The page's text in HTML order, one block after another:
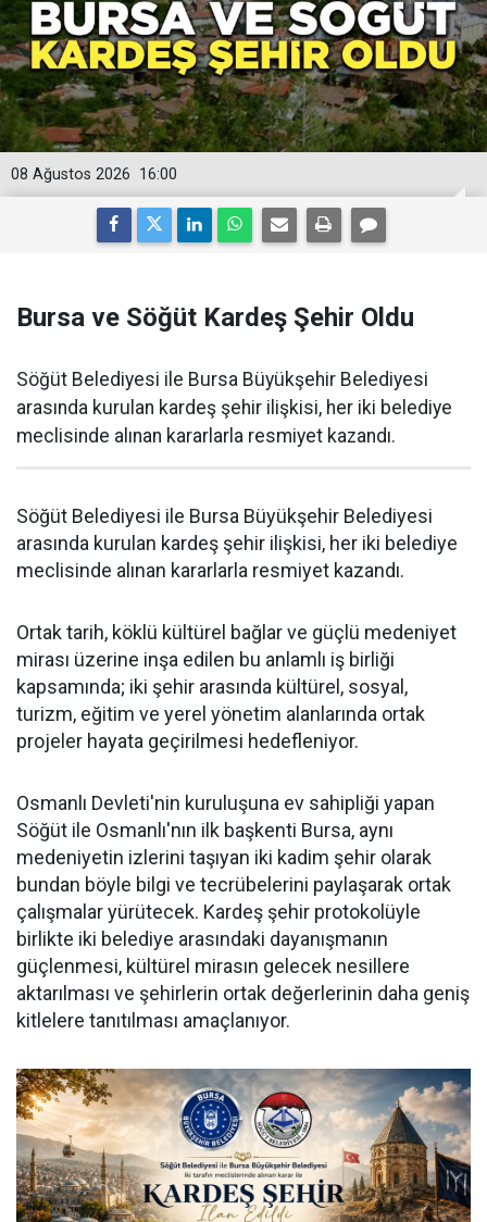
16:00
08 Ağustos 2026
Bursa ve Söğüt Kardeş Şehir Oldu
Söğüt Belediyesi ile Bursa Büyükşehir Belediyesi
arasında kurulan kardeş şehir ilişkisi, her iki belediye
meclisinde alınan kararlarla resmiyet kazandı.
Söğüt Belediyesi ile Bursa Büyükşehir Belediyesi
arasında kurulan kardeş şehir ilişkisi, her iki belediye
meclisinde alınan kararlarla resmiyet kazandı.
Ortak tarih, köklü kültürel bağlar ve güçlü medeniyet
mirası üzerine inşa edilen bu anlamlı iş birliği
kapsamında; iki şehir arasında kültürel, sosyal,
turizm, eğitim ve yerel yönetim alanlarında ortak
projeler hayata geçirilmesi hedefleniyor.
Osmanlı Devleti'nin kuruluşuna ev sahipliği yapan
Söğüt ile Osmanlı'nın ilk başkenti Bursa, aynı
medeniyetin izlerini taşıyan iki kadim şehir olarak
bundan böyle bilgi ve tecrübelerini paylaşarak ortak
çalışmalar yürütecek. Kardeş şehir protokolüyle
birlikte iki belediye arasındaki dayanışmanın
güçlenmesi, kültürel mirasın gelecek nesillere
aktarılması ve şehirlerin ortak değerlerinin daha geniş
kitlelere tanıtılması amaçlanıyor.